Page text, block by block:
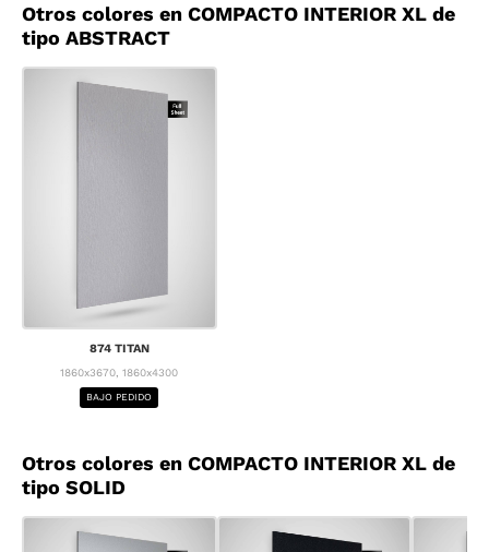
Otros colores en COMPACTO INTERIOR XL de
tipo ABSTRACT
874 TITAN
1860x3670, 1860x4300
BAJO PEDIDO
Otros colores en COMPACTO INTERIOR XL de
tipo SOLID